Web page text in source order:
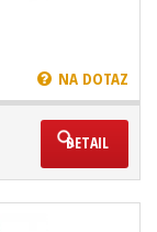
NA DOTAZ
DETAIL